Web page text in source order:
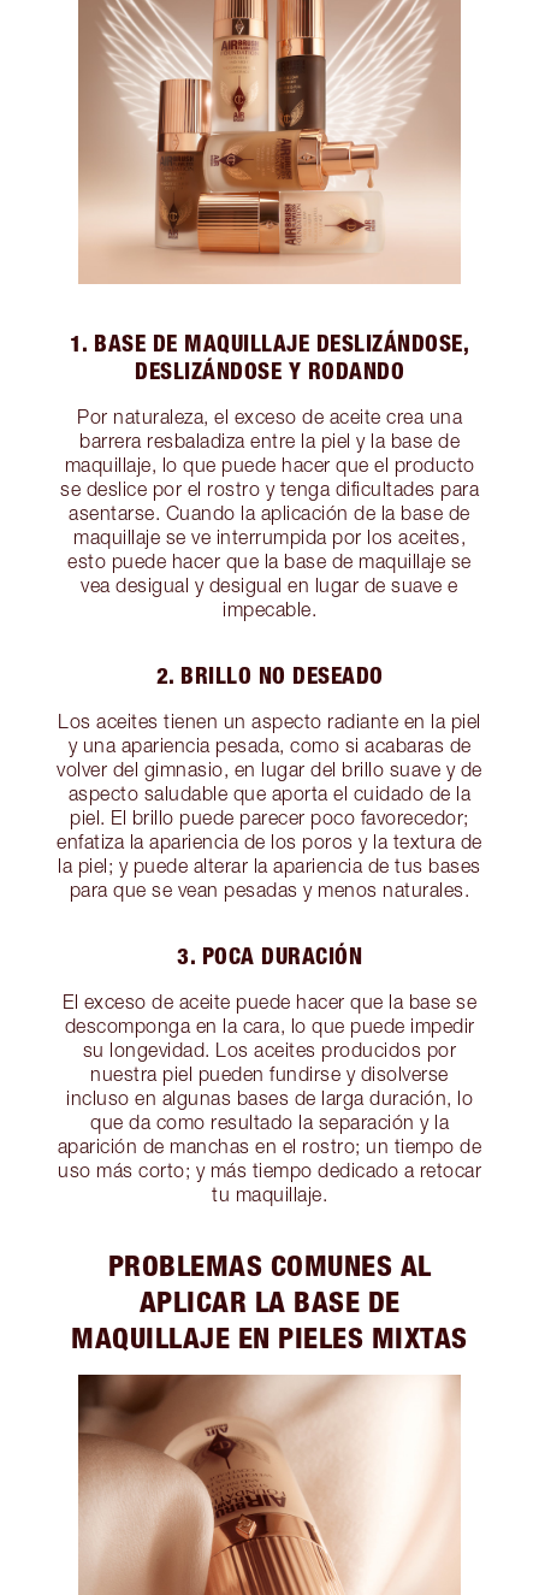
1. BASE DE MAQUILLAJE DESLIZÁNDOSE,
DESLIZÁNDOSE Y RODANDO
Por naturaleza, el exceso de aceite crea una
barrera resbaladiza entre la piel y la base de
maquillaje, lo que puede hacer que el producto
se deslice por el rostro y tenga dificultades para
asentarse. Cuando la aplicación de la base de
maquillaje se ve interrumpida por los aceites,
esto puede hacer que la base de maquillaje se
vea desigual y desigual en lugar de suave e
impecable.
2. BRILLO NO DESEADO
Los aceites tienen un aspecto radiante en la piel
y una apariencia pesada, como si acabaras de
volver del gimnasio, en lugar del brillo suave y de
aspecto saludable que aporta el cuidado de la
piel. El brillo puede parecer poco favorecedor;
enfatiza la apariencia de los poros y la textura de
la piel; y puede alterar la apariencia de tus bases
para que se vean pesadas y menos naturales.
3. POCA DURACIÓN
El exceso de aceite puede hacer que la base se
descomponga en la cara, lo que puede impedir
su longevidad. Los aceites producidos por
nuestra piel pueden fundirse y disolverse
incluso en algunas bases de larga duración, lo
que da como resultado la separación y la
aparición de manchas en el rostro; un tiempo de
uso más corto; y más tiempo dedicado a retocar
tu maquillaje.
PROBLEMAS COMUNES AL
APLICAR LA BASE DE
MAQUILLAJE EN PIELES MIXTAS